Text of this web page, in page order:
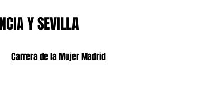
Y SEVILLA
Carrera de la Mujer Madrid